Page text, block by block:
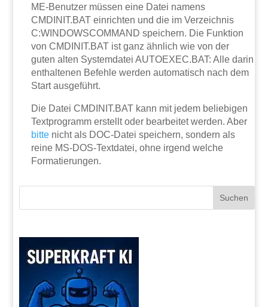
ME-Benutzer müssen eine Datei namens
CMDINIT.BAT einrichten und die im Verzeichnis
C:WINDOWSCOMMAND speichern. Die Funktion
von CMDINIT.BAT ist ganz ähnlich wie von der
guten alten Systemdatei AUTOEXEC.BAT: Alle darin
enthaltenen Befehle werden automatisch nach dem
Start ausgeführt.
Die Datei CMDINIT.BAT kann mit jedem beliebigen
Textprogramm erstellt oder bearbeitet werden. Aber
bitte nicht als DOC-Datei speichern, sondern als
reine MS-DOS-Textdatei, ohne irgend welche
Formatierungen.